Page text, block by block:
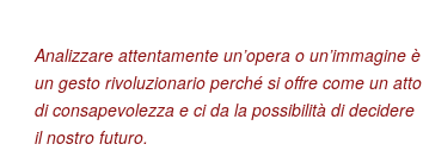
Analizzare attentamente un’opera o un’immagine è
un gesto rivoluzionario perché si offre come un atto
di consapevolezza e ci da la possibilità di decidere
il nostro futuro.